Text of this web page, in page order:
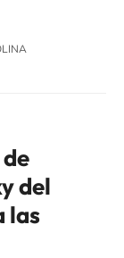
del
las